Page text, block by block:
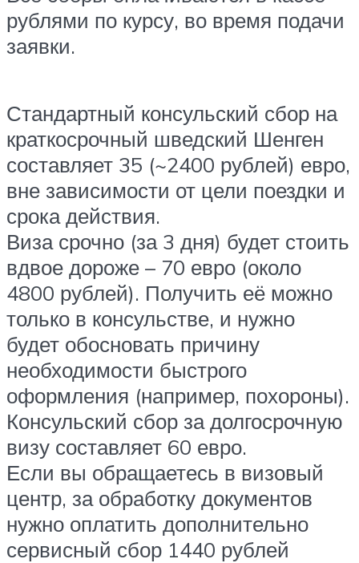
рублями по курсу, во время подачи
заявки.
Стандартный консульский сбор на
краткосрочный шведский Шенген
составляет 35 (~2400 рублей) евро,
вне зависимости от цели поездки и
срока действия.
Виза срочно (за 3 дня) будет стоить
вдвое дороже – 70 евро (около
4800 рублей). Получить её можно
только в консульстве, и нужно
будет обосновать причину
необходимости быстрого
оформления (например, похороны).
Консульский сбор за долгосрочную
визу составляет 60 евро.
Если вы обращаетесь в визовый
центр, за обработку документов
нужно оплатить дополнительно
сервисный сбор 1440 рублей